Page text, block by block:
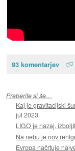
93 komentarjev
Preberite si še…
Kaj je gravitacijski
jul 2023
LIGO je nazaj,
Na nebu je nov
Evropa načrtuje